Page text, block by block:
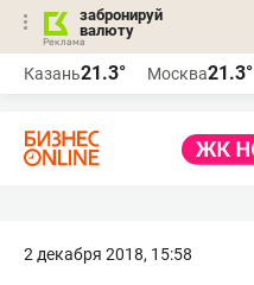
забронируй
валюту
Казань21.3° Москва21.3°
2 декабря 2018, 15:58